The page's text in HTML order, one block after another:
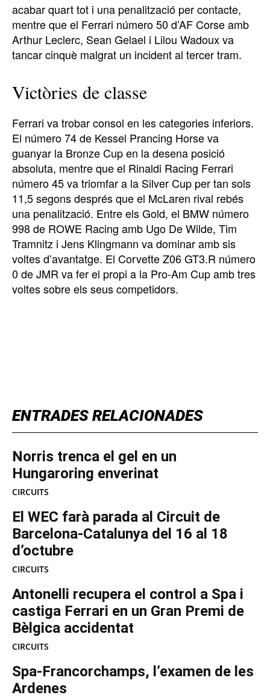
ENTRADES RELACIONADES
Norris trenca el gel en un
Hungaroring enverinat
CIRCUITS
El WEC farà parada al Circuit de
Barcelona-Catalunya del 16 al 18
d’octubre
CIRCUITS
Antonelli recupera el control a Spa i
castiga Ferrari en un Gran Premi de
Bèlgica accidentat
CIRCUITS
Spa-Francorchamps, l’examen de les
Ardenes
acabar quart tot i una penalització per contacte,
mentre que el Ferrari número 50 d’AF Corse amb
Arthur Leclerc, Sean Gelael i Lilou Wadoux va
tancar cinquè malgrat un incident al tercer tram.
Victòries de classe
Ferrari va trobar consol en les categories inferiors.
El número 74 de Kessel Prancing Horse va
guanyar la Bronze Cup en la desena posició
absoluta, mentre que el Rinaldi Racing Ferrari
número 45 va triomfar a la Silver Cup per tan sols
11,5 segons després que el McLaren rival rebés
una penalització. Entre els Gold, el BMW número
998 de ROWE Racing amb Ugo De Wilde, Tim
Tramnitz i Jens Klingmann va dominar amb sis
voltes d’avantatge. El Corvette Z06 GT3.R número
0 de JMR va fer el propi a la Pro-Am Cup amb tres
voltes sobre els seus competidors.